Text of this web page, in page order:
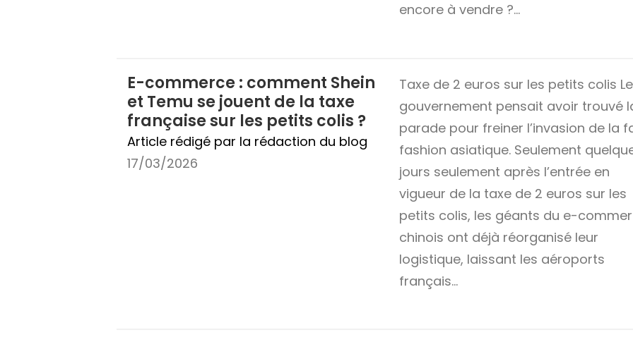
encore à vendre ?…
E-commerce : comment Shein
et Temu se jouent de la taxe
française sur les petits colis ?
Article rédigé par la rédaction du blog
17/03/2026
Taxe de 2 euros sur les petits colis Le
gouvernement pensait avoir trouvé
parade pour freiner l’invasion de la
fashion asiatique. Seulement
jours seulement après l’entrée en
vigueur de la taxe de 2 euros sur les
petits colis, les géants du e-
chinois ont déjà réorganisé leur
logistique, laissant les aéroports
français…